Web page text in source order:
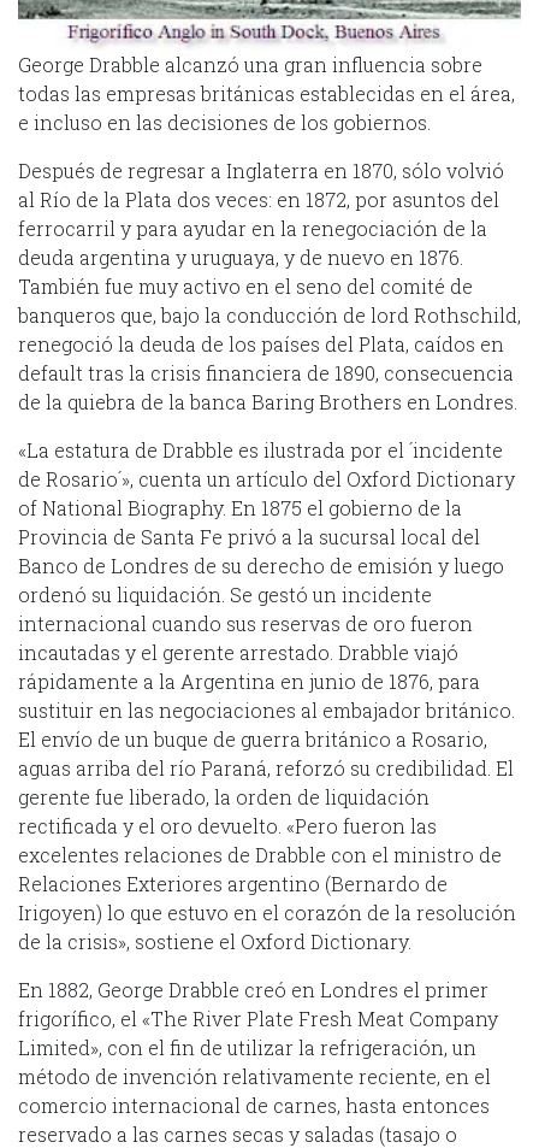
George Drabble alcanzó una gran influencia sobre
todas las empresas británicas establecidas en el área,
e incluso en las decisiones de los gobiernos.
Después de regresar a Inglaterra en 1870, sólo volvió
al Río de la Plata dos veces: en 1872, por asuntos del
ferrocarril y para ayudar en la renegociación de la
deuda argentina y uruguaya, y de nuevo en 1876.
También fue muy activo en el seno del comité de
banqueros que, bajo la conducción de lord Rothschild,
renegoció la deuda de los países del Plata, caídos en
default tras la crisis financiera de 1890, consecuencia
de la quiebra de la banca Baring Brothers en Londres.
«La estatura de Drabble es ilustrada por el ´incidente
de Rosario´», cuenta un artículo del Oxford Dictionary
of National Biography. En 1875 el gobierno de la
Provincia de Santa Fe privó a la sucursal local del
Banco de Londres de su derecho de emisión y luego
ordenó su liquidación. Se gestó un incidente
internacional cuando sus reservas de oro fueron
incautadas y el gerente arrestado. Drabble viajó
rápidamente a la Argentina en junio de 1876, para
sustituir en las negociaciones al embajador británico.
El envío de un buque de guerra británico a Rosario,
aguas arriba del río Paraná, reforzó su credibilidad. El
gerente fue liberado, la orden de liquidación
rectificada y el oro devuelto. «Pero fueron las
excelentes relaciones de Drabble con el ministro de
Relaciones Exteriores argentino (Bernardo de
Irigoyen) lo que estuvo en el corazón de la resolución
de la crisis», sostiene el Oxford Dictionary.
En 1882, George Drabble creó en Londres el primer
frigorífico, el «The River Plate Fresh Meat Company
Limited», con el fin de utilizar la refrigeración, un
método de invención relativamente reciente, en el
comercio internacional de carnes, hasta entonces
reservado a las carnes secas y saladas (tasajo o